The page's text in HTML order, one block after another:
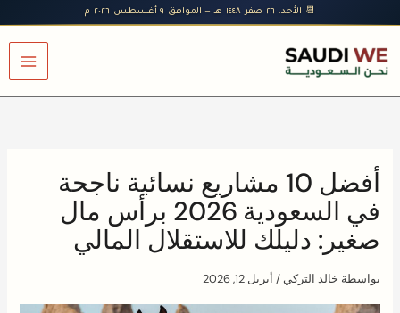
📆 الأحد، ٢٦ صفر ١٤٤٨ هـ — الموافق ٩ أغسطس ٢٠٢٦ م
المحتوى
أفضل 10 مشاريع نسائية ناجحة
في السعودية 2026 برأس مال
صغير: دليلك للاستقلال المالي
بواسطة خالد التركي/ أبريل 12, 2026